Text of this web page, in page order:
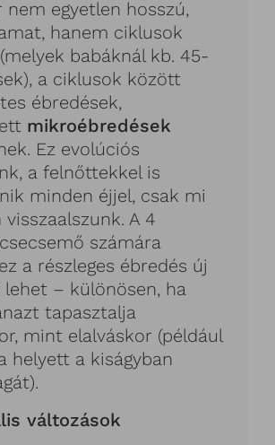
nem egyetlen hosszú,
hanem ciklusok
babáknál kb. 45-
a ciklusok között
ébredések,
mikroébredések
Ez evolúciós
a felnőttekkel is
minden éjjel, csak mi
A 4
számára
a részleges ébredés új
lehet – különösen, ha
tapasztalja
mint elalváskor (például
helyett a kiságyban
változások